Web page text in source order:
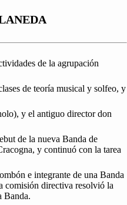
de la agrupación
de teoría musical y solfeo, y
y el antiguo director don
de la nueva Banda de
y continuó con la tarea
e integrante de una Banda
comisión directiva resolvió la
Banda.